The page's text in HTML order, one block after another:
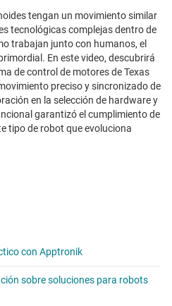
tengan un movimiento similar
tecnológicas complejas dentro de
trabajan junto con humanos, el
En este video, descubrirá
de control de motores de Texas
preciso y sincronizado de
en la selección de hardware y
garantizó el cumplimiento de
tipo de robot que evoluciona
con Apptronik
sobre soluciones para robots